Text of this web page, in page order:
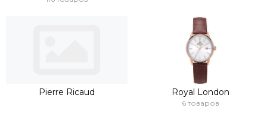
Pierre Ricaud Royal London
6 товаров